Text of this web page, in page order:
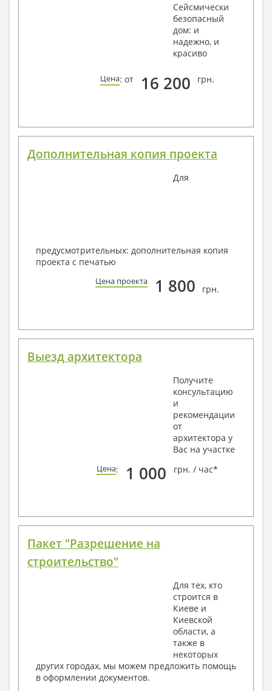
Сейсмически
безопасный
дом: и
надежно, и
красиво
Цена: от 16 200 грн.
Дополнительная копия проекта
Для
предусмотрительных: дополнительная копия
проекта с печатью
Цена проекта 1 800 грн.
Выезд архитектора
Получите
консультацию
и
рекомендации
от
архитектора у
Вас на участке
Цена: 1 000 грн. / час*
Пакет "Разрешение на
строительство"
Для тех, кто
строится в
Киеве и
Киевской
области, а
также в
некоторых
других городах, мы можем предложить помощь
в оформлении документов.